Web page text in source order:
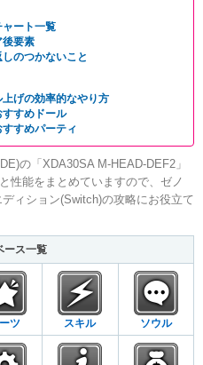
ャート一覧
後要素
のつかないこと
上げの効率的なやり方
すすめドール
すめパーティ
の「XDA30SA M-HEAD-DEF2」
性能をまとめていますので、ゼノ
ィション(Switch)の攻略にお役立て
ース一覧
ツ スキル ソウル